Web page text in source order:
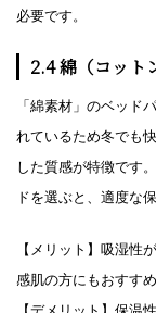
必要です。
2.4 綿（コット
「綿素材」のベッド
れているため冬でも
した質感が特徴です
ドを選ぶと、適度な
【メリット】吸湿性
感肌の方にもおすすめ